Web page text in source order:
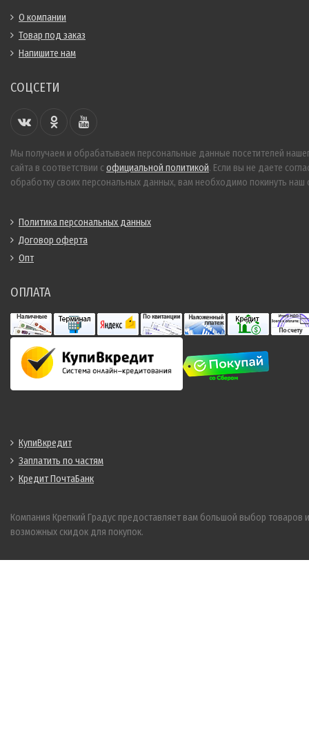
О компании
Товар под заказ
Напишите нам
СОЦСЕТИ
Мы получаем и обрабатываем персональные данные посетителей
сайта в соответствии с официальной политикой. Если вы не даете
обработку своих персональных данных, вам необходимо покинуть наш
Политика персональных данных
Договор оферта
Опт
ОПЛАТА
КупиВкредит
Заплатить по частям
Кредит ПочтаБанк
Компания Крепкий Градус предоставляет вам большой выбор товаров и
возможных скидок для покупок.